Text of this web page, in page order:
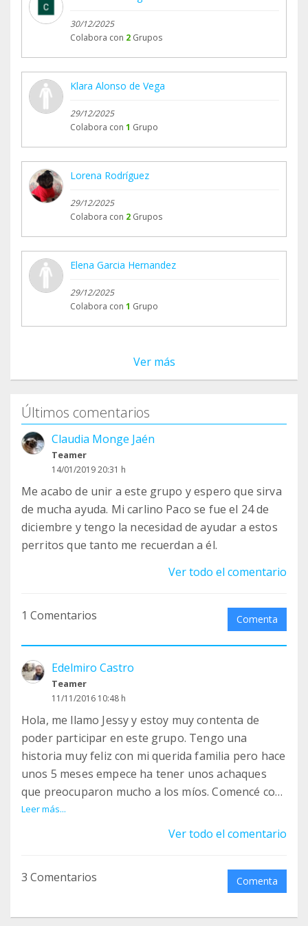
30/12/2025
Colabora con 2 Grupos
Klara Alonso de Vega
29/12/2025
Colabora con 1 Grupo
Lorena Rodríguez
29/12/2025
Colabora con 2 Grupos
Elena Garcia Hernandez
29/12/2025
Colabora con 1 Grupo
Ver más
Últimos comentarios
Claudia Monge Jaén
Teamer
14/01/2019 20:31 h
Me acabo de unir a este grupo y espero que sirva
de mucha ayuda. Mi carlino Paco se fue el 24 de
diciembre y tengo la necesidad de ayudar a estos
perritos que tanto me recuerdan a él.
Ver todo el comentario
1 Comentarios Comenta
Edelmiro Castro
Teamer
11/11/2016 10:48 h
Hola, me llamo Jessy y estoy muy contenta de
poder participar en este grupo. Tengo una
historia muy feliz con mi querida familia pero hace
unos 5 meses empece ha tener unos achaques
que preocuparon mucho a los míos. Comencé con
una convulsión que puso muy nerviosos a mi
familia. Me llevaron inmediatamente a mi
días volvieron a aparecer las convulsiones y me
fue un duro golpe para mi familia, ya que con esta
Leer más...
Ver todo el comentario
3 Comentarios Comenta